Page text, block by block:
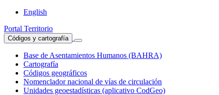
English
Portal Territorio
Códigos y cartografía
Base de Asentamientos Humanos (BAHRA)
Cartografía
Códigos geográficos
Nomenclador nacional de vías de circulación
Unidades geoestadísticas (aplicativo CodGeo)